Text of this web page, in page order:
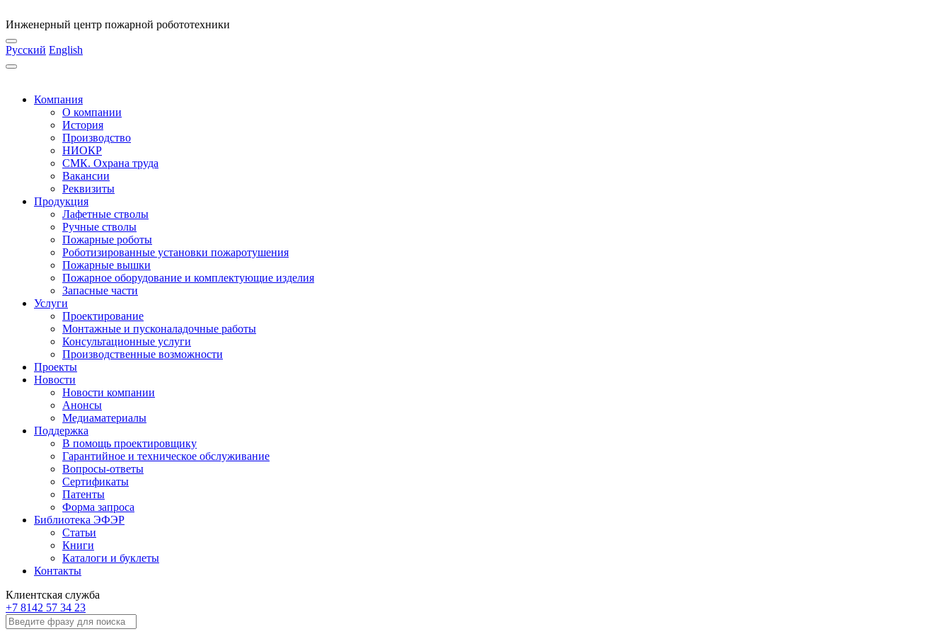
Инженерный центр пожарной робототехники
Русский English
Компания
О компании
История
Производство
НИОКР
СМК. Охрана труда
Вакансии
Реквизиты
Продукция
Лафетные стволы
Ручные стволы
Пожарные роботы
Роботизированные установки пожаротушения
Пожарные вышки
Пожарное оборудование и комплектующие изделия
Запасные части
Услуги
Проектирование
Монтажные и пусконаладочные работы
Консультационные услуги
Производственные возможности
Проекты
Новости
Новости компании
Анонсы
Медиаматериалы
Поддержка
В помощь проектировщику
Гарантийное и техническое обслуживание
Вопросы-ответы
Сертификаты
Патенты
Форма запроса
Библиотека ЭФЭР
Статьи
Книги
Каталоги и буклеты
Контакты
Клиентская служба
+7 8142 57 34 23